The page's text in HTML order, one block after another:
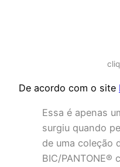
De acordo com o site
Essa é apenas
surgiu quando
de uma coleção
BIC/PANTONE®